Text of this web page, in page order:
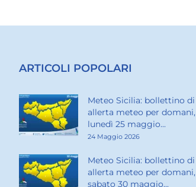
ARTICOLI POPOLARI
Meteo Sicilia: bollettino di
allerta meteo per domani,
lunedì 25 maggio...
24 Maggio 2026
Meteo Sicilia: bollettino di
allerta meteo per domani,
sabato 30 maggio...